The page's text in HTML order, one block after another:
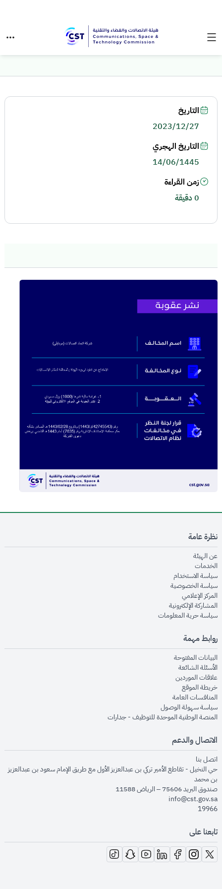
التاريخ
2023/12/27
التاريخ الهجري
14/06/1445
زمن القراءة
0 دقيقة
نظرة عامة
عن الهيئةopens in new window
الخدماتopens in new window
سياسة الاستخدام
سياسة الخصوصيةopens in new window
المركز الإعلاميopens in new window
المشاركة الإلكترونيةopens in new window
سياسة حرية المعلوماتopens in new window
روابط مهمة
البيانات المفتوحةopens in new window
الأسئلة الشائعةopens in new window
علاقات الموردينopens in new window
خريطة الموقعopens in new window
المنافسات العامةopens in new window
سياسة سهولة الوصولopens in new window
المنصة الوطنية الموحدة للتوظيف - جداراتopens in new window
الاتصال والدعم
اتصل بنا
حي النخيل - تقاطع الأمير تركي بن عبدالعزيز الأول مع طريق الإمام سعود بن عبدالعزيز
بن محمد
صندوق البريد 75606 – الرياض 11588
info@cst.gov.sa
19966
تابعنا على
opens in new window
opens in new window
opens in new window
opens in new window
opens in new window
opens in new window
opens in new window